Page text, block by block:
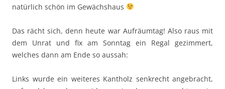
natürlich schön im Gewächshaus
Das rächt sich, denn heute war Aufräumtag! Also raus mit
dem Unrat und fix am Sonntag ein Regal gezimmert,
welches dann am Ende so aussah:
Links wurde ein weiteres Kantholz senkrecht angebracht,